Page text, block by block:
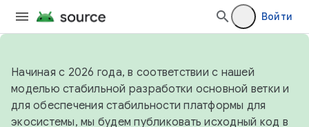
Войти
Начиная с 2026 года, в соответствии с нашей
моделью стабильной разработки основной ветки и
для обеспечения стабильности платформы для
экосистемы, мы будем публиковать исходный код в